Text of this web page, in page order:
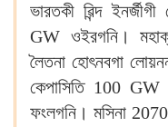
ভারতকী ৱিন্দ
GW ওইরগনি।
লৈতনা হোৎনবগা
কেপাসিতি 100
ফংলগনি। মসিনা 2070